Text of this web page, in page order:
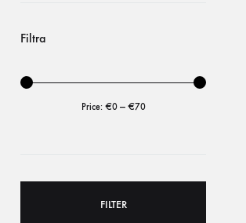
Filtra
Price: €0— €70
FILTER